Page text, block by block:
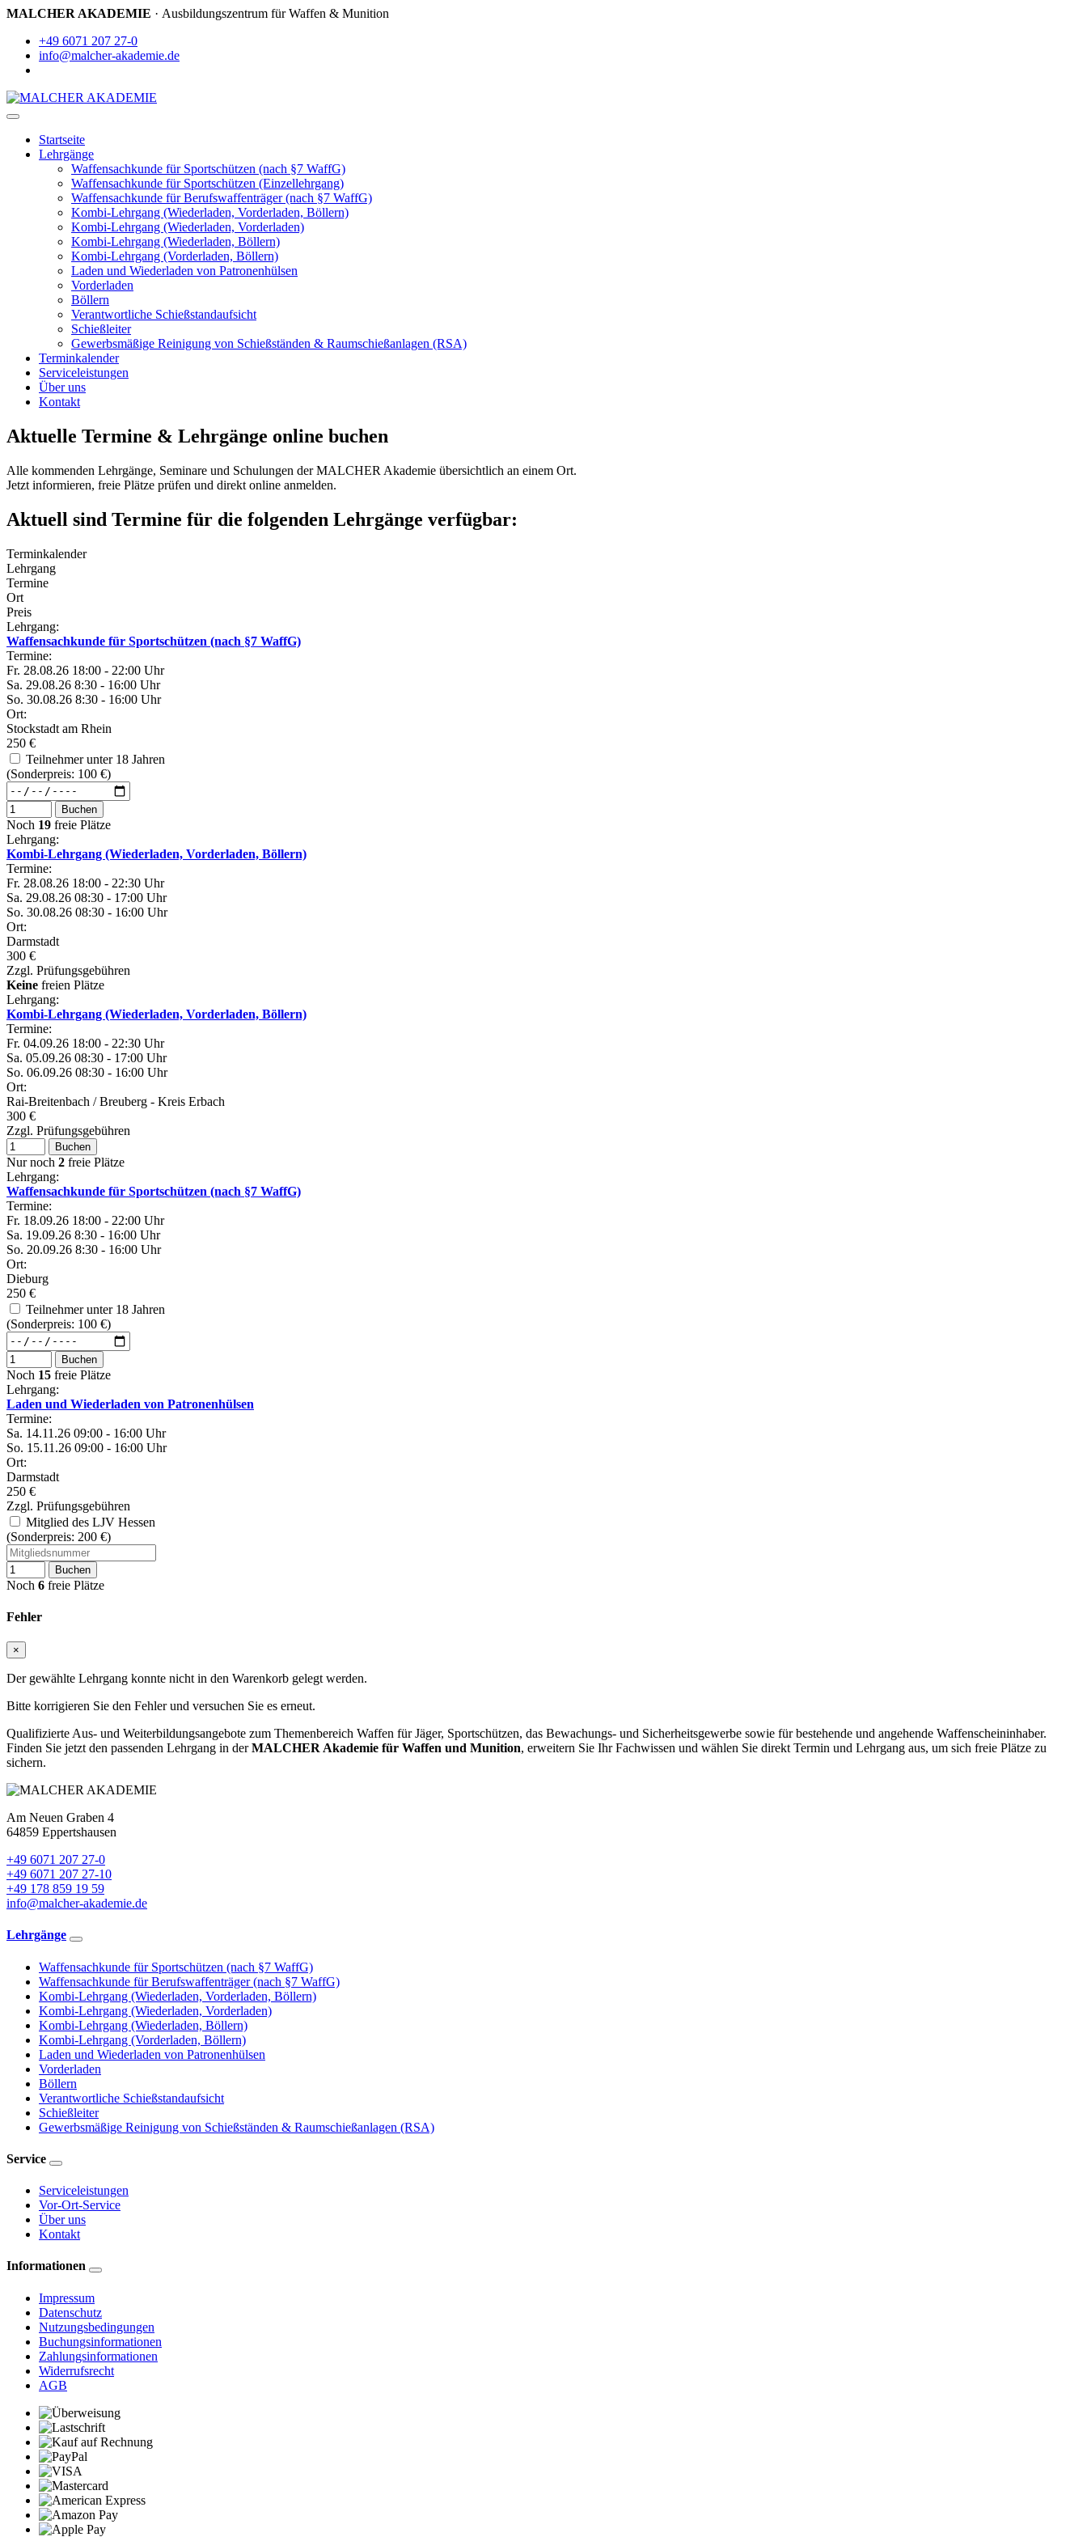
MALCHER AKADEMIE · Ausbildungszentrum für Waffen & Munition
+49 6071 207 27-0
info@malcher-akademie.de
Startseite
Lehrgänge
Waffensachkunde für Sportschützen (nach §7 WaffG)
Waffensachkunde für Sportschützen (Einzellehrgang)
Waffensachkunde für Berufswaffenträger (nach §7 WaffG)
Kombi-Lehrgang (Wiederladen, Vorderladen, Böllern)
Kombi-Lehrgang (Wiederladen, Vorderladen)
Kombi-Lehrgang (Wiederladen, Böllern)
Kombi-Lehrgang (Vorderladen, Böllern)
Laden und Wiederladen von Patronenhülsen
Vorderladen
Böllern
Verantwortliche Schießstandaufsicht
Schießleiter
Gewerbsmäßige Reinigung von Schießständen & Raumschießanlagen (RSA)
Terminkalender
Serviceleistungen
Über uns
Kontakt
Aktuelle Termine & Lehrgänge online buchen
Alle kommenden Lehrgänge, Seminare und Schulungen der MALCHER Akademie übersichtlich an einem Ort.
Jetzt informieren, freie Plätze prüfen und direkt online anmelden.
Aktuell sind Termine für die folgenden Lehrgänge verfügbar:
Terminkalender
Lehrgang
Termine
Ort
Preis
Lehrgang:
Waffensachkunde für Sportschützen (nach §7 WaffG)
Termine:
Fr. 28.08.26 18:00 - 22:00 Uhr
Sa. 29.08.26 8:30 - 16:00 Uhr
So. 30.08.26 8:30 - 16:00 Uhr
Ort:
Stockstadt am Rhein
250 €
Teilnehmer unter 18 Jahren
(Sonderpreis: 100 €)
Buchen
Noch 19 freie Plätze
Lehrgang:
Kombi-Lehrgang (Wiederladen, Vorderladen, Böllern)
Termine:
Fr. 28.08.26 18:00 - 22:30 Uhr
Sa. 29.08.26 08:30 - 17:00 Uhr
So. 30.08.26 08:30 - 16:00 Uhr
Ort:
Darmstadt
300 €
Zzgl. Prüfungsgebühren
Keine freien Plätze
Lehrgang:
Kombi-Lehrgang (Wiederladen, Vorderladen, Böllern)
Termine:
Fr. 04.09.26 18:00 - 22:30 Uhr
Sa. 05.09.26 08:30 - 17:00 Uhr
So. 06.09.26 08:30 - 16:00 Uhr
Ort:
Rai-Breitenbach / Breuberg - Kreis Erbach
300 €
Zzgl. Prüfungsgebühren
Buchen
Nur noch 2 freie Plätze
Lehrgang:
Waffensachkunde für Sportschützen (nach §7 WaffG)
Termine:
Fr. 18.09.26 18:00 - 22:00 Uhr
Sa. 19.09.26 8:30 - 16:00 Uhr
So. 20.09.26 8:30 - 16:00 Uhr
Ort:
Dieburg
250 €
Teilnehmer unter 18 Jahren
(Sonderpreis: 100 €)
Buchen
Noch 15 freie Plätze
Lehrgang:
Laden und Wiederladen von Patronenhülsen
Termine:
Sa. 14.11.26 09:00 - 16:00 Uhr
So. 15.11.26 09:00 - 16:00 Uhr
Ort:
Darmstadt
250 €
Zzgl. Prüfungsgebühren
Mitglied des LJV Hessen
(Sonderpreis: 200 €)
Buchen
Noch 6 freie Plätze
Fehler
×
Der gewählte Lehrgang konnte nicht in den Warenkorb gelegt werden.
Bitte korrigieren Sie den Fehler und versuchen Sie es erneut.
Qualifizierte Aus- und Weiterbildungsangebote zum Themenbereich Waffen für Jäger, Sportschützen, das Bewachungs- und Sicherheitsgewerbe sowie für bestehende und angehende Waffenscheininhaber.
Finden Sie jetzt den passenden Lehrgang in derMALCHER Akademie für Waffen und Munition, erweitern Sie Ihr Fachwissen und wählen Sie direkt Termin und Lehrgang aus, um sich freie Plätze zu
sichern.
Am Neuen Graben 4
64859 Eppertshausen
+49 6071 207 27-0
+49 6071 207 27-10
+49 178 859 19 59
info@malcher-akademie.de
Lehrgänge
Waffensachkunde für Sportschützen (nach §7 WaffG)
Waffensachkunde für Berufswaffenträger (nach §7 WaffG)
Kombi-Lehrgang (Wiederladen, Vorderladen, Böllern)
Kombi-Lehrgang (Wiederladen, Vorderladen)
Kombi-Lehrgang (Wiederladen, Böllern)
Kombi-Lehrgang (Vorderladen, Böllern)
Laden und Wiederladen von Patronenhülsen
Vorderladen
Böllern
Verantwortliche Schießstandaufsicht
Schießleiter
Gewerbsmäßige Reinigung von Schießständen & Raumschießanlagen (RSA)
Service
Serviceleistungen
Vor-Ort-Service
Über uns
Kontakt
Informationen
Impressum
Datenschutz
Nutzungsbedingungen
Buchungsinformationen
Zahlungsinformationen
Widerrufsrecht
AGB